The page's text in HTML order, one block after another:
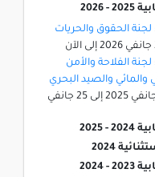
- 2026
لجنة الحقوق والحريات
إلىالآن
لجنة الفلاحة والأمن
والمائي والصيد البحري
إلى
25 جانفي
- 2025
2024
- 2024